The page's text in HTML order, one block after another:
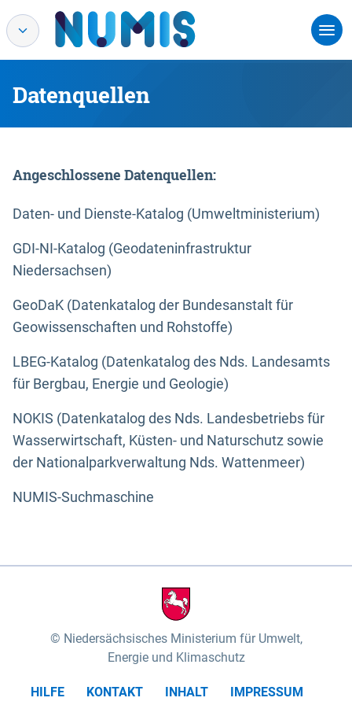
Datenquellen
Angeschlossene Datenquellen:
Daten- und Dienste-Katalog (Umweltministerium)
GDI-NI-Katalog (Geodateninfrastruktur
Niedersachsen)
GeoDaK (Datenkatalog der Bundesanstalt für
Geowissenschaften und Rohstoffe)
LBEG-Katalog (Datenkatalog des Nds. Landesamts
für Bergbau, Energie und Geologie)
NOKIS (Datenkatalog des Nds. Landesbetriebs für
Wasserwirtschaft, Küsten- und Naturschutz sowie
der Nationalparkverwaltung Nds. Wattenmeer)
NUMIS-Suchmaschine
Niedersächsisches Ministerium für Umwelt,
Energie und Klimaschutz
HILFE KONTAKT INHALT
IMPRESSUM